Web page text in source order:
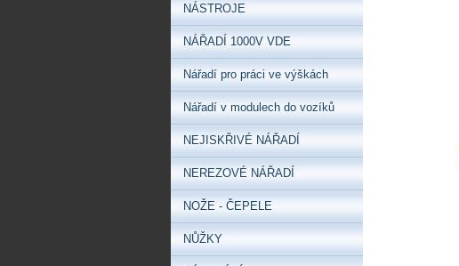
NÁSTROJE
NÁŘADÍ 1000V VDE
Nářadí pro práci ve výškách
Nářadí v modulech do vozíků
NEJISKŘIVÉ NÁŘADÍ
NEREZOVÉ NÁŘADÍ
NOŽE - ČEPELE
NŮŽKY